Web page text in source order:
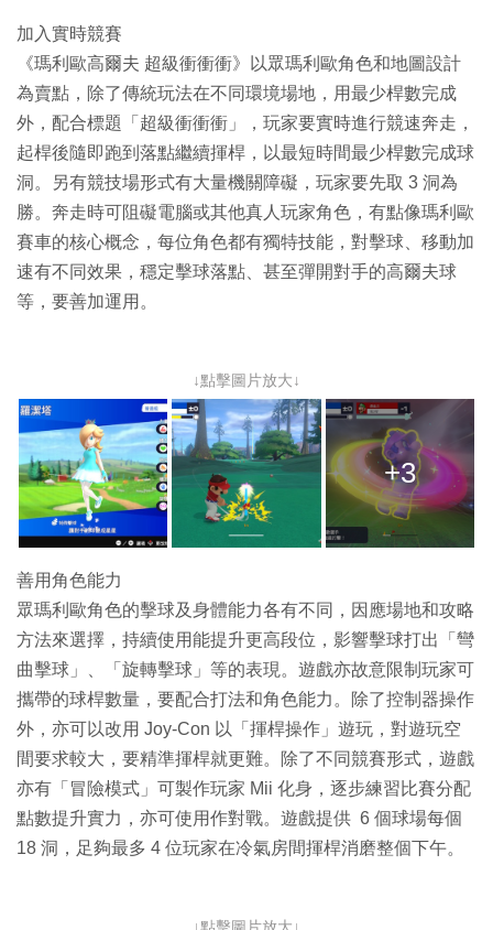
加入實時競賽
《瑪利歐高爾夫 超級衝衝衝》以眾瑪利歐角色和地圖設計
為賣點，除了傳統玩法在不同環境場地，用最少桿數完成
外，配合標題「超級衝衝衝」，玩家要實時進行競速奔走，
起桿後隨即跑到落點繼續揮桿，以最短時間最少桿數完成球
洞。另有競技場形式有大量機關障礙，玩家要先取 3 洞為
勝。奔走時可阻礙電腦或其他真人玩家角色，有點像瑪利歐
賽車的核心概念，每位角色都有獨特技能，對擊球、移動加
速有不同效果，穩定擊球落點、甚至彈開對手的高爾夫球
等，要善加運用。
↓點擊圖片放大↓
+3
善用角色能力
眾瑪利歐角色的擊球及身體能力各有不同，因應場地和攻略
方法來選擇，持續使用能提升更高段位，影響擊球打出「彎
曲擊球」、「旋轉擊球」等的表現。遊戲亦故意限制玩家可
攜帶的球桿數量，要配合打法和角色能力。除了控制器操作
外，亦可以改用 Joy-Con 以「揮桿操作」遊玩，對遊玩空
間要求較大，要精準揮桿就更難。除了不同競賽形式，遊戲
亦有「冒險模式」可製作玩家 Mii 化身，逐步練習比賽分配
點數提升實力，亦可使用作對戰。遊戲提供 6 個球場每個
18 洞，足夠最多 4 位玩家在冷氣房間揮桿消磨整個下午。